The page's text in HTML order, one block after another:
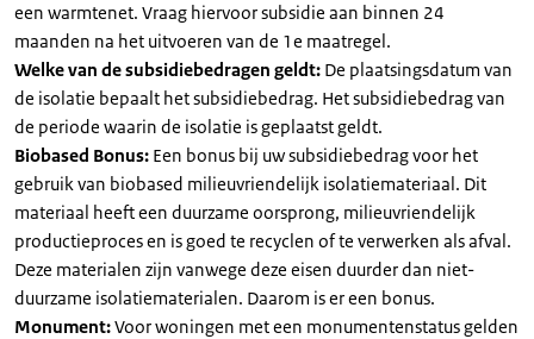
een warmtenet. Vraag hiervoor subsidie aan binnen 24
maanden na het uitvoeren van de 1e maatregel.
Welke van de subsidiebedragen geldt: De plaatsingsdatum van
de isolatie bepaalt het subsidiebedrag. Het subsidiebedrag van
de periode waarin de isolatie is geplaatst geldt.
Biobased Bonus: Een bonus bij uw subsidiebedrag voor het
gebruik van biobased milieuvriendelijk isolatiemateriaal. Dit
materiaal heeft een duurzame oorsprong, milieuvriendelijk
productieproces en is goed te recyclen of te verwerken als afval.
Deze materialen zijn vanwege deze eisen duurder dan niet-
duurzame isolatiematerialen. Daarom is er een bonus.
Monument:Voor woningen met een monumentenstatus gelden